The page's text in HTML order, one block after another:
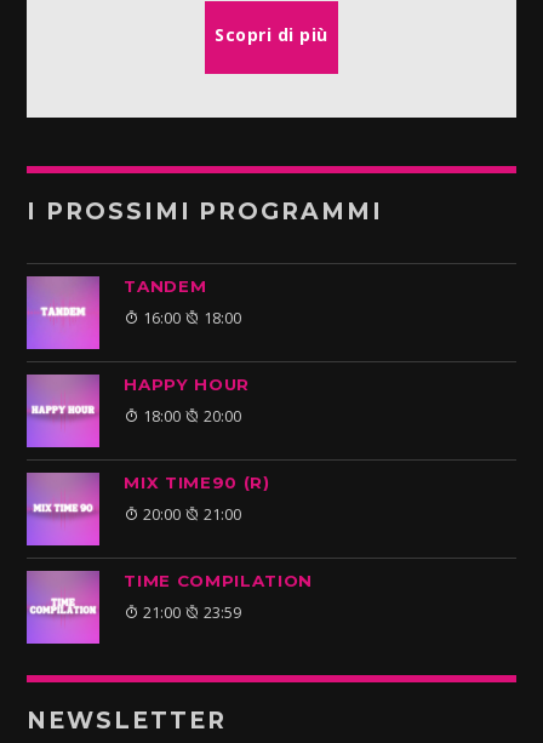
Scopri di più
I PROSSIMI PROGRAMMI
TANDEM
16:00 18:00
HAPPY HOUR
18:00 20:00
MIX TIME90 (R)
20:00 21:00
TIME COMPILATION
21:00 23:59
NEWSLETTER